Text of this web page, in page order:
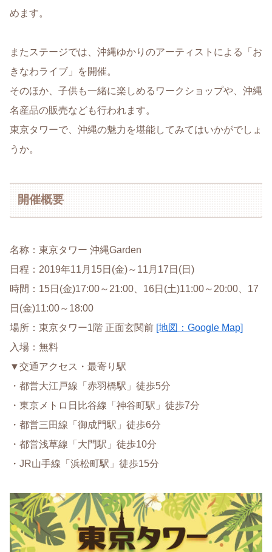
めます。
またステージでは、沖縄ゆかりのアーティストによる「お
きなわライブ」を開催。
そのほか、子供も一緒に楽しめるワークショップや、沖縄
名産品の販売なども行われます。
東京タワーで、沖縄の魅力を堪能してみてはいかがでしょ
うか。
開催概要
名称：東京タワー 沖縄Garden
日程：2019年11月15日(金)～11月17日(日)
時間：15日(金)17:00～21:00、16日(土)11:00～20:00、17
日(金)11:00～18:00
場所：東京タワー1階 正面玄関前 [地図：Google Map]
入場：無料
▼交通アクセス・最寄り駅
・都営大江戸線「赤羽橋駅」徒歩5分
・東京メトロ日比谷線「神谷町駅」徒歩7分
・都営三田線「御成門駅」徒歩6分
・都営浅草線「大門駅」徒歩10分
・JR山手線「浜松町駅」徒歩15分